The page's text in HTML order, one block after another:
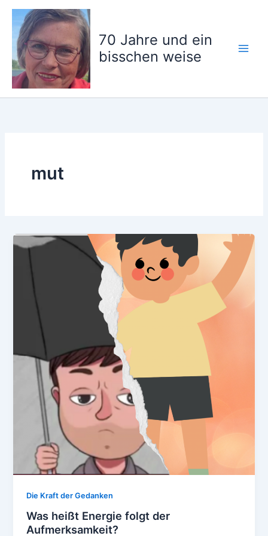
Zum
springen
70 Jahre und ein
bisschen weise
mut
Die Kraft der Gedanken
Was heißt Energie folgt der
Aufmerksamkeit?